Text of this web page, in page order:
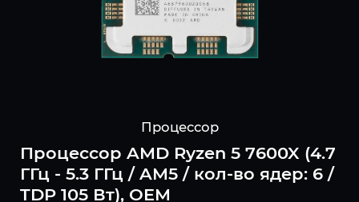
Процессор
Процессор AMD Ryzen 5 7600X (4.7
ГГц - 5.3 ГГц / AM5 / кол-во ядер: 6 /
TDP 105 Вт), OEM